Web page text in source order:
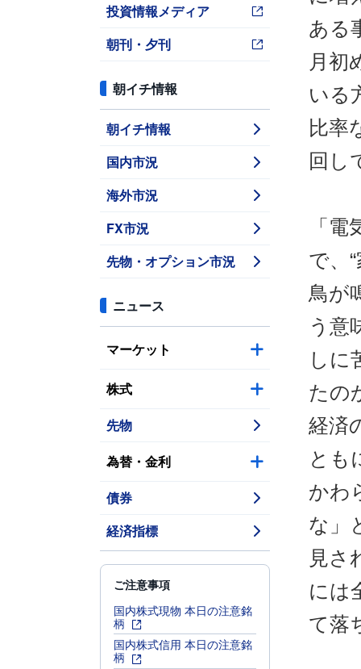
投資情報メディア
朝刊・夕刊
朝イチ情報
朝イチ情報
国内市況
海外市況
FX市況
先物・オプション市況
ニュース
マーケット
株式
先物
為替・金利
債券
経済指標
ご注意事項
国内株式現物 本日の注意銘
柄
国内株式信用 本日の注意銘
柄
ある
月初
いる
比率
回し
「
で、
鳥が
う意
しに
たの
経済
とも
かわ
な」
見さ
には
て落